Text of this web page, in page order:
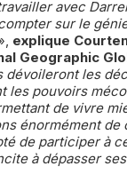
avec
sur le
explique
Geographic
dévoileront les
les pouvoirs
de vivre
énormément de
de participer à
à dépasser